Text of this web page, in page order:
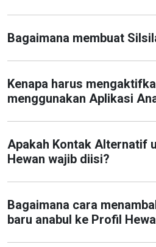
Bagaimana membuat
Kenapa harus
menggunakan Aplikasi
Apakah Kontak Alternatif
Hewan wajib diisi?
Bagaimana cara
baru anabul ke Profil